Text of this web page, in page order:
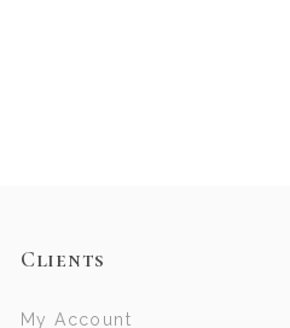
Clients
My Account